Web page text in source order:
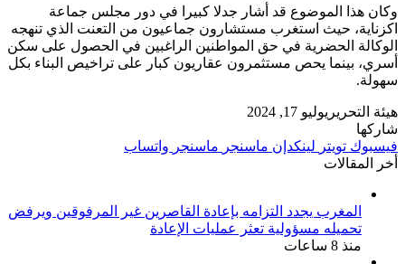
وكان هذا الموضوع قد أشار جدلا كبيرا في دور مجلس جماعة
اكزناية، حيث استغرب مستشارون جماعيون من التعنت الذي تنهجه
الوكالة الحضرية في حق المواطنين الراغبين في الحصول على سكن
أسري، بينما يحص مستثمرون عقاريون كبار على تراخيص البناء بكل
سهولة.
هيئة التحرير يوليو 17, 2024
شاركها
فيسبوك تويتر لينكدإن ماسنجر ماسنجر واتساب
أخر المقالات
المغرب يجدد التزامه بإعادة القاصرين غير المرفوقين ويرفض
تحميله مسؤولية تعثر عمليات الإعادة
منذ 8 ساعات